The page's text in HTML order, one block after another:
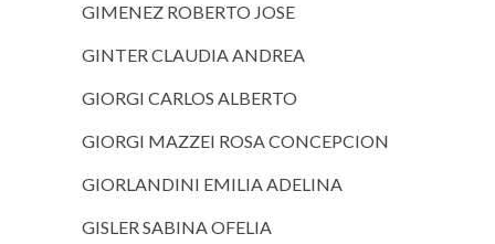
GIMENEZ ROBERTO JOSE
GINTER CLAUDIA ANDREA
GIORGI CARLOS ALBERTO
GIORGI MAZZEI ROSA CONCEPCION
GIORLANDINI EMILIA ADELINA
GISLER SABINA OFELIA